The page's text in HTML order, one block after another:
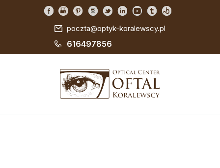
poczta@optyk-koralewscy.pl
616497856